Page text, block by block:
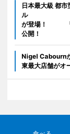
日本最大級 都
ル 1日目に
が登場！ 「
公開！
Nigel Cabourn
東最大店舗がオ